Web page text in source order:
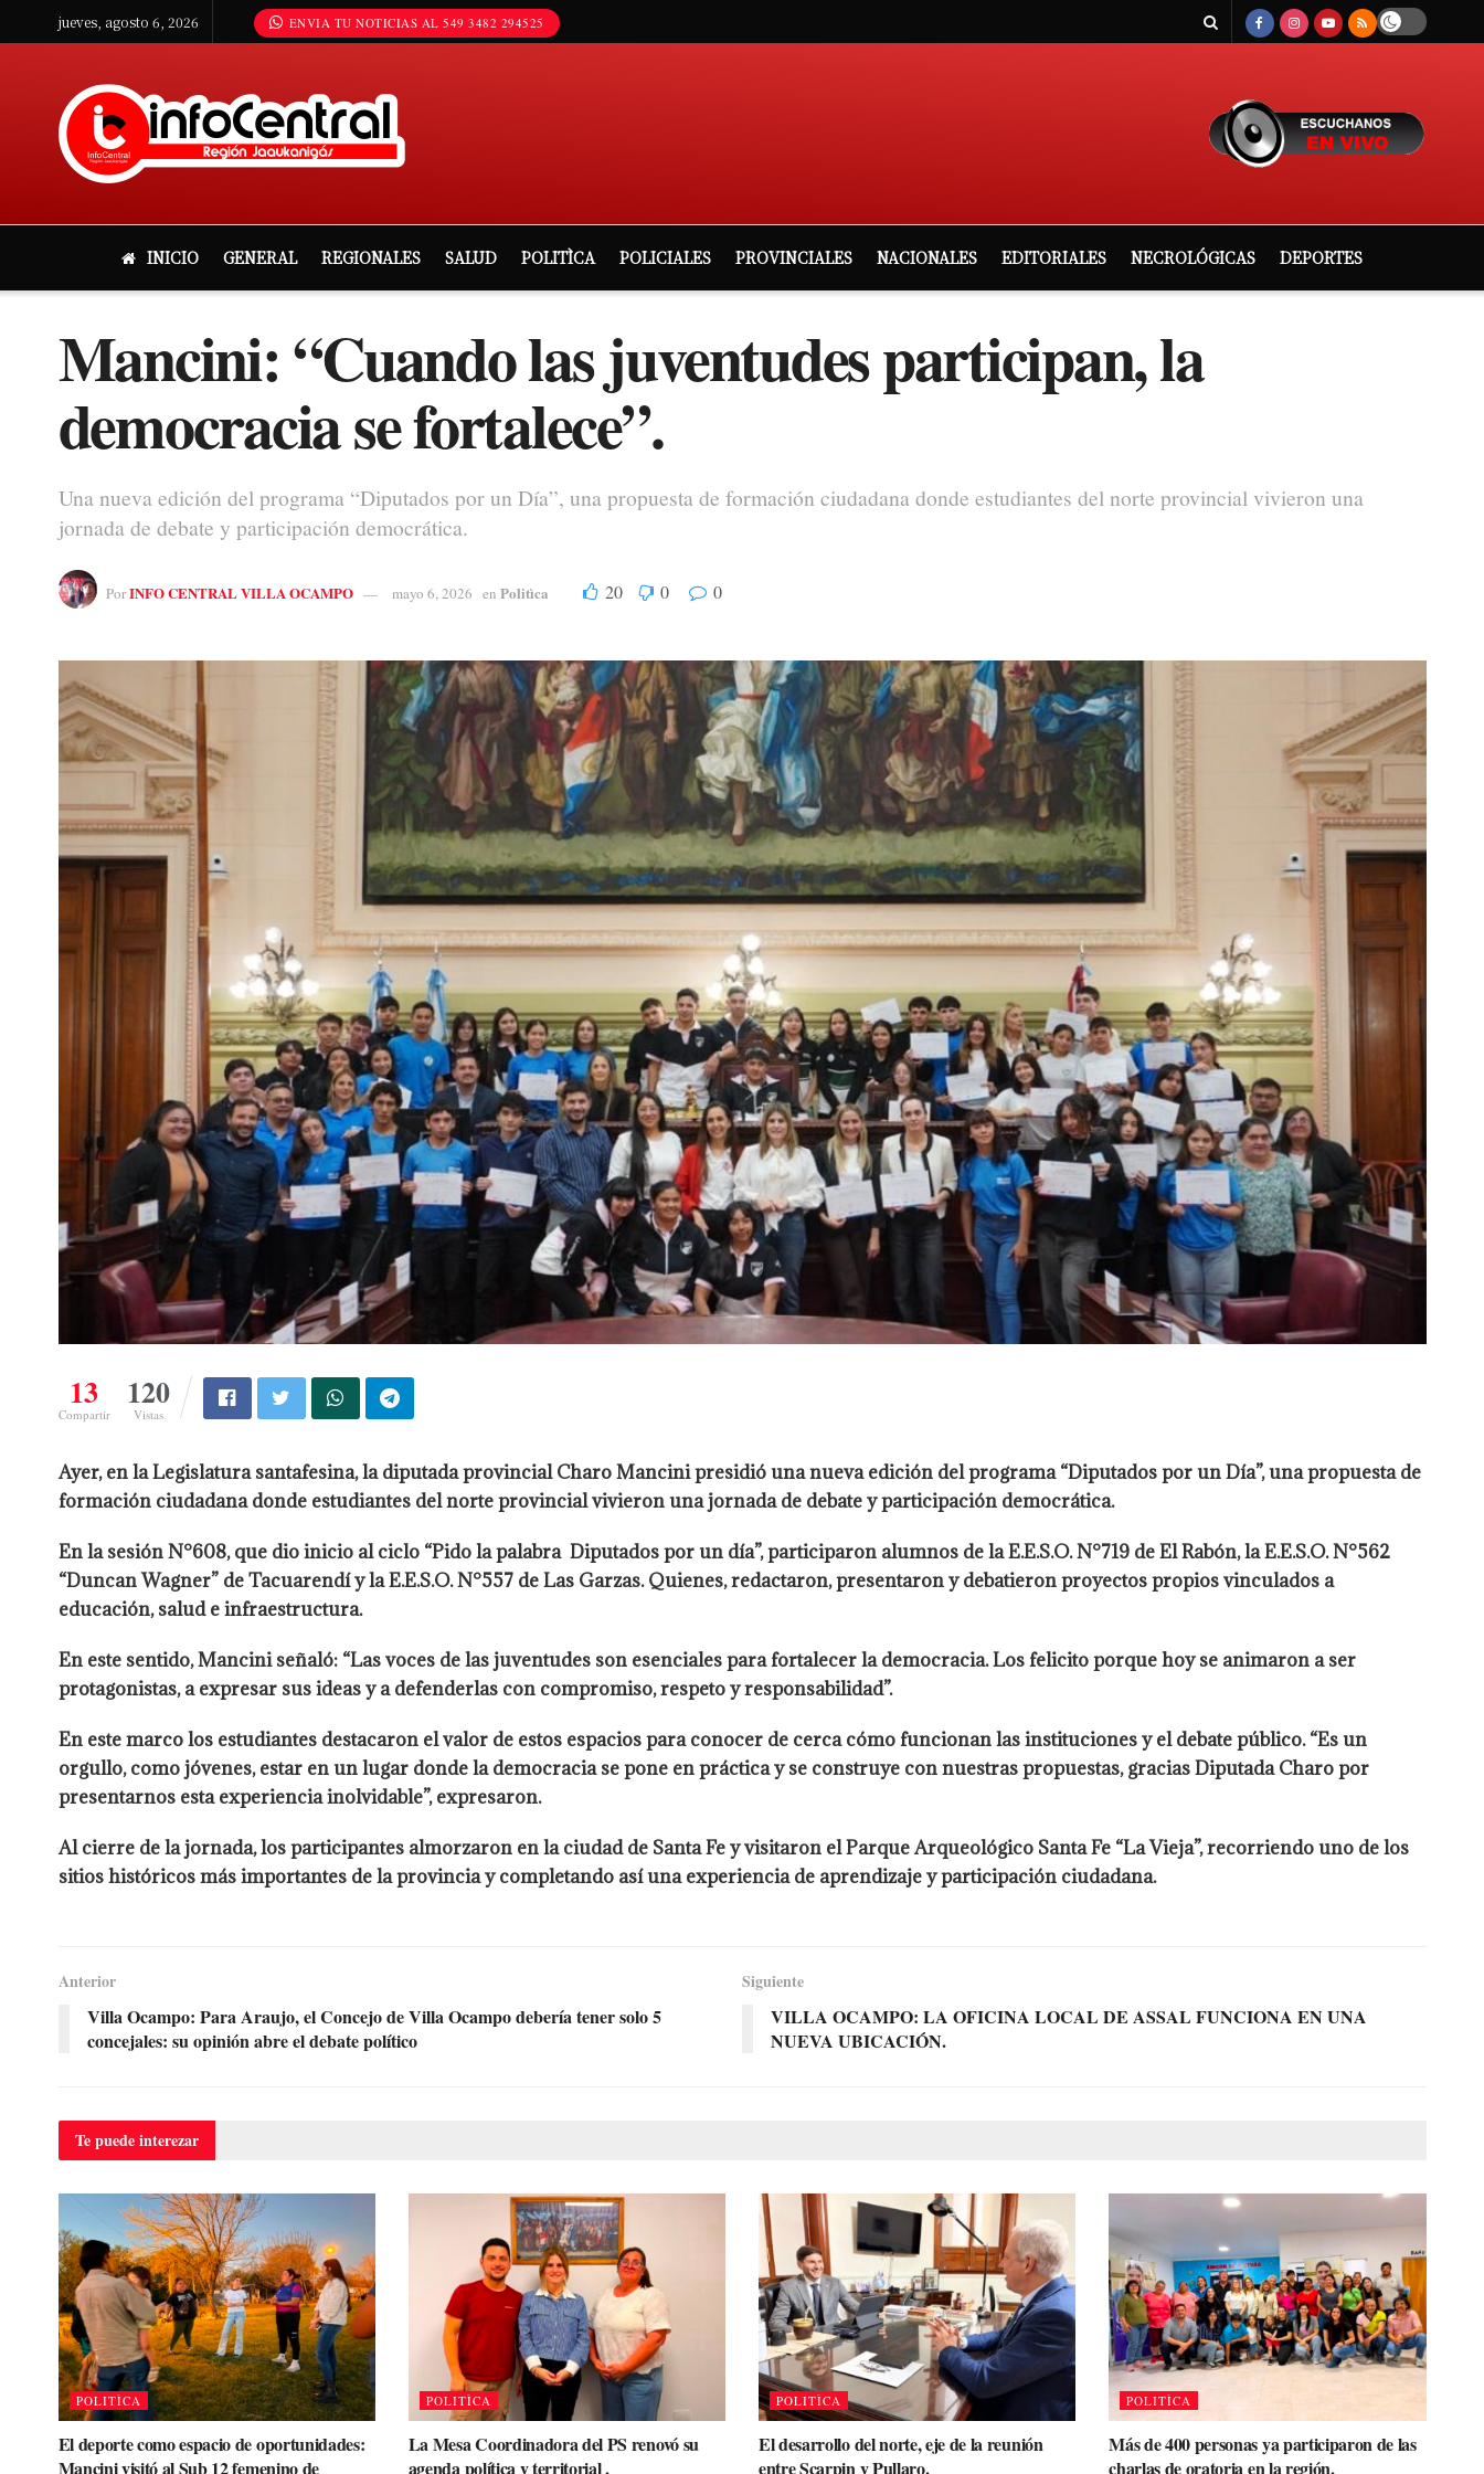
jueves, agosto 6, 2026 ENVIA TU NOTICIAS AL 549 3482 294525
INICIO GENERAL REGIONALES SALUD POLITÌCA POLICIALES PROVINCIALES NACIONALES EDITORIALES NECROLÓGICAS DEPORTES
Mancini: “Cuando las juventudes participan, la
democracia se fortalece”.
Una nueva edición del programa “Diputados por un Día”, una propuesta de formación ciudadana donde estudiantes del norte provincial vivieron una
jornada de debate y participación democrática.
PorINFO CENTRAL VILLA OCAMPO mayo 6, 2026 en Politìca 20 0 0
13
Compartir
120
Vistas
Ayer, en la Legislatura santafesina, la diputada provincial Charo Mancini presidió una nueva edición del programa “Diputados por un Día”, una propuesta de
formación ciudadana donde estudiantes del norte provincial vivieron una jornada de debate y participación democrática.
En la sesión N°608, que dio inicio al ciclo “Pido la palabra Diputados por un día”, participaron alumnos de la E.E.S.O. N°719 de El Rabón, la E.E.S.O. N°562
“Duncan Wagner” de Tacuarendí y la E.E.S.O. N°557 de Las Garzas. Quienes, redactaron, presentaron y debatieron proyectos propios vinculados a
educación, salud e infraestructura.
En este sentido, Mancini señaló: “Las voces de las juventudes son esenciales para fortalecer la democracia. Los felicito porque hoy se animaron a ser
protagonistas, a expresar sus ideas y a defenderlas con compromiso, respeto y responsabilidad”.
En este marco los estudiantes destacaron el valor de estos espacios para conocer de cerca cómo funcionan las instituciones y el debate público. “Es un
orgullo, como jóvenes, estar en un lugar donde la democracia se pone en práctica y se construye con nuestras propuestas, gracias Diputada Charo por
presentarnos esta experiencia inolvidable”, expresaron.
Al cierre de la jornada, los participantes almorzaron en la ciudad de Santa Fe y visitaron el Parque Arqueológico Santa Fe “La Vieja”, recorriendo uno de los
sitios históricos más importantes de la provincia y completando así una experiencia de aprendizaje y participación ciudadana.
Anterior
Villa Ocampo: Para Araujo, el Concejo de Villa Ocampo debería tener solo 5
concejales: su opinión abre el debate político
Siguiente
VILLA OCAMPO: LA OFICINA LOCAL DE ASSAL FUNCIONA EN UNA
NUEVA UBICACIÓN.
Te puedeinterezar
POLITÌCA
El deporte como espacio de oportunidades:
Mancini visitó al Sub 12 femenino de
POLITÌCA
La Mesa Coordinadora del PS renovó su
agenda política y territorial .
POLITÌCA
El desarrollo del norte, eje de la reunión
entre Scarpin y Pullaro.
POLITÌCA
Más de 400 personas ya participaron de las
charlas de oratoria en la región.